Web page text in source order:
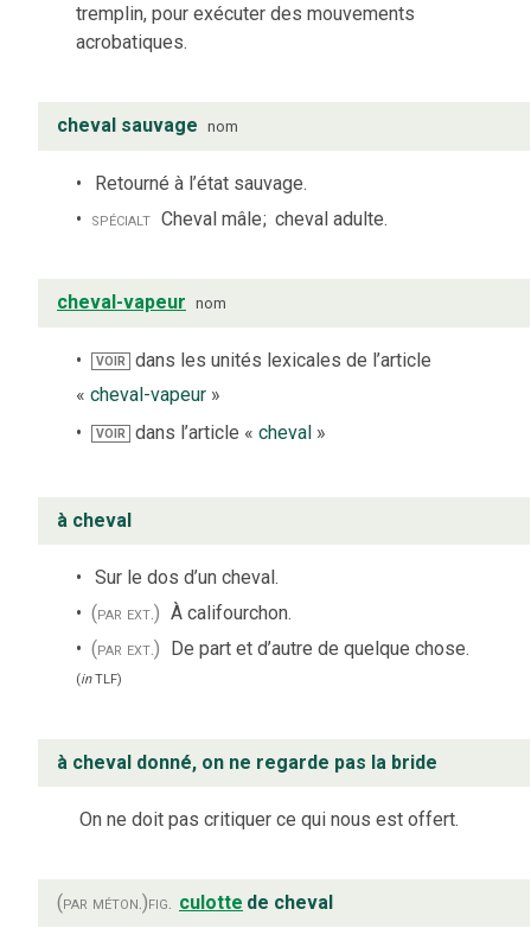
tremplin, pour exécuter des mouvements
acrobatiques.
cheval sauvage nom
Retourné à l’état sauvage.
spécialt Cheval mâle; cheval adulte.
cheval-vapeur nom
VOIR
dans les unités lexicales de l’article
« cheval-vapeur »
VOIR dans l’article «cheval »
à cheval
Sur le dos d’un cheval.
(par ext.) À califourchon.
(par ext.) De part et d’autre de quelque chose.
(inTLF)
à cheval donné, on ne regarde pas la bride
On ne doit pas critiquer ce qui nous est offert.
(par méton.)fig. culotte de cheval